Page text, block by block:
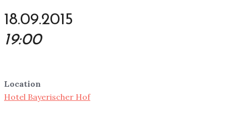
18.09.2015
19:00
Location
Hotel Bayerischer Hof